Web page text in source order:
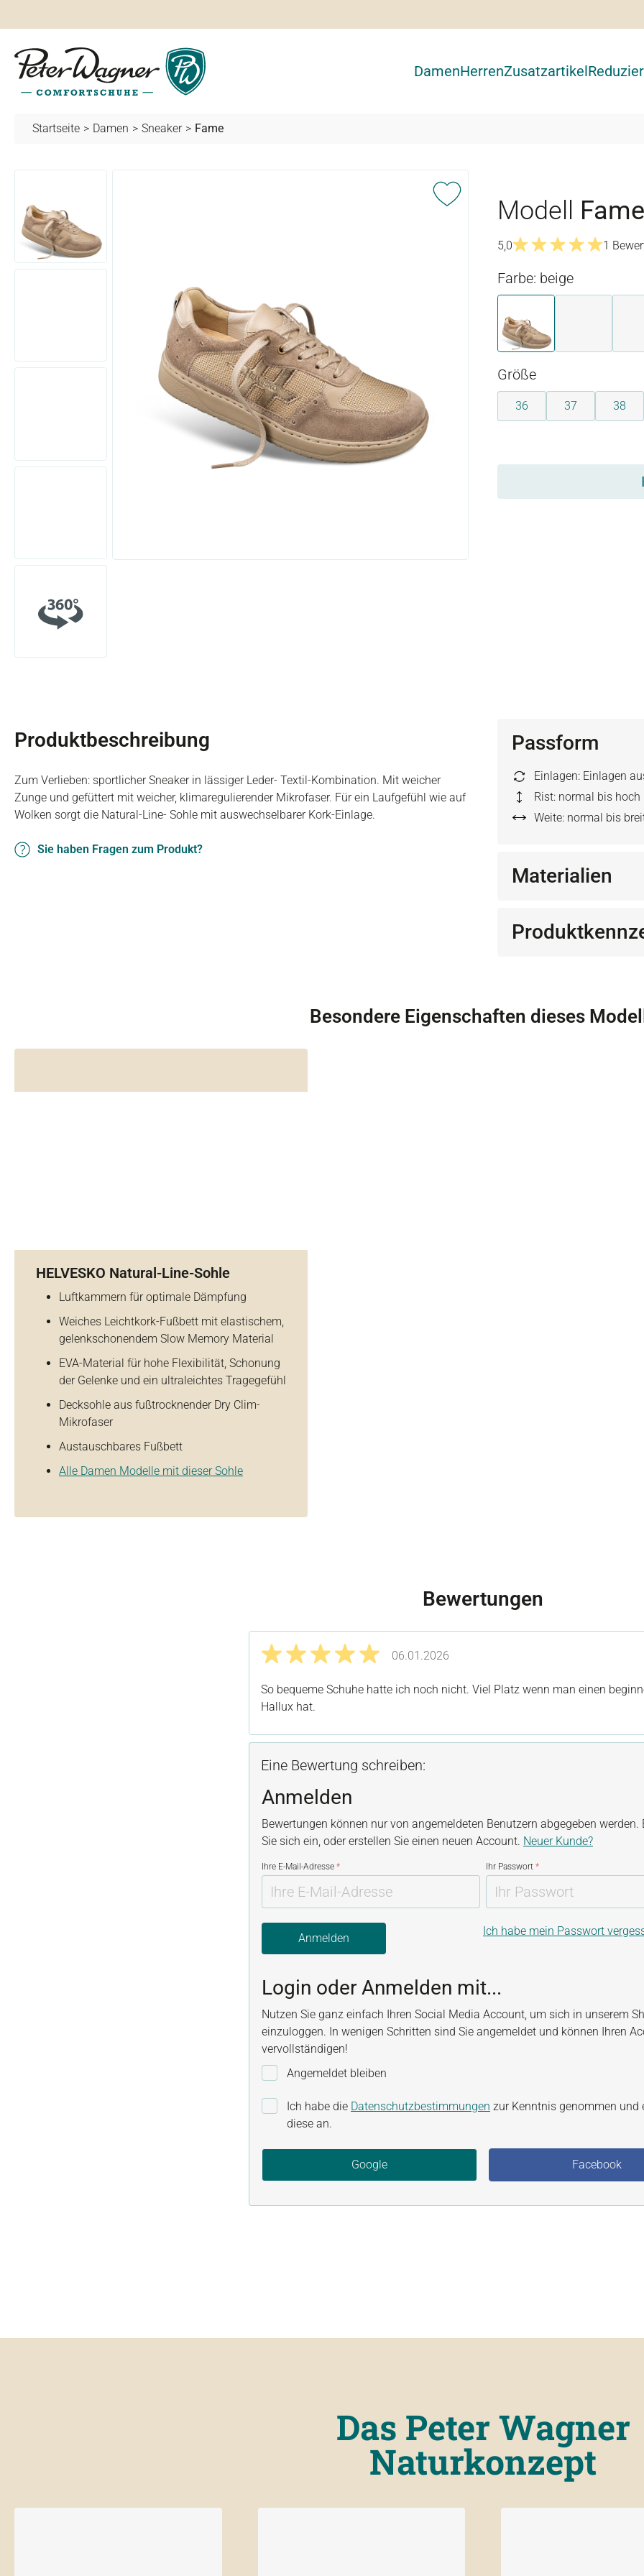
DamenHerrenZusatzartikel
Startseite > Damen > Sneaker > Fame
Modell Fame
5,0
1
Farbe: beige
beige
Größeauswählen
36 37 38
Produktbeschreibung
Zum Verlieben: sportlicher Sneaker in lässiger Leder- Textil-Kombination. Mit weicher
Zunge und gefüttert mit weicher, klimaregulierender Mikrofaser. Für ein Laufgefühl wie auf
Wolken sorgt die Natural-Line- Sohle mit auswechselbarer Kork-Einlage.
Sie haben Fragen zum Produkt?
Passform
Einlagen: Einlagen
Rist: normal bis hoch
Weite: normal bis
Materialien
Besondere Eigenschaften dieses
HELVESKO Natural-Line-Sohle
Luftkammern für optimale Dämpfung
Weiches Leichtkork-Fußbett mit elastischem,
gelenkschonendem Slow Memory Material
EVA-Material für hohe Flexibilität, Schonung
der Gelenke und ein ultraleichtes Tragegefühl
Decksohle aus fußtrocknender Dry Clim-
Mikrofaser
Austauschbares Fußbett
Alle Damen Modelle mit dieser Sohle
Bewertungen
06.01.2026
So bequeme Schuhe hatte ich noch nicht. Viel Platz wenn man einen
Hallux hat.
Eine Bewertung schreiben:
Anmelden
Bewertungen können nur von angemeldeten Benutzern abgegeben werden.
Sie sich ein, oder erstellen Sie einen neuen Account. Neuer Kunde?
Ihre E-Mail-Adresse * Ihr Passwort *
Anmelden
Ich habe mein Passwort
Login oder Anmelden mit...
Nutzen Sie ganz einfach Ihren Social Media Account, um sich in unserem
einzuloggen. In wenigen Schritten sind Sie angemeldet und können Ihren
vervollständigen!
Angemeldet bleiben
Ich habe die Datenschutzbestimmungen zur Kenntnis genommen und
diese an.
Google Facebook
Das Peter Wagner
Naturkonzept